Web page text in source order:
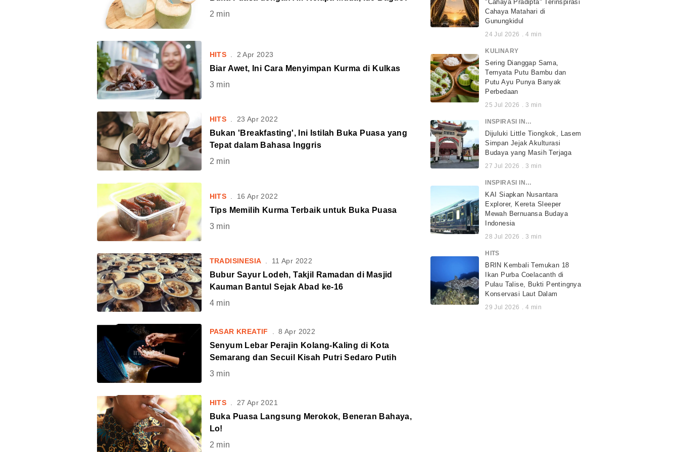
2 min
HITS 2 Apr 2023
Biar Awet, Ini Cara Menyimpan Kurma di Kulkas
3min
HITS . 23 Apr 2022
Bukan 'Breakfasting', Ini Istilah Buka Puasa yang
Tepat dalam Bahasa Inggris
2 min
HITS 16 Apr 2022
Tips Memilih Kurma Terbaik untuk Buka Puasa
3min
TRADISINESIA 11 Apr 2022
Bubur Sayur Lodeh, Takjil Ramadan di Masjid
Kauman Bantul Sejak Abad ke-16
4min
PASAR KREATIF . 8 Apr 2022
Senyum Lebar Perajin Kolang-Kaling di Kota
Semarang dan Secuil Kisah Putri Sedaro Putih
3min
HITS 27 Apr 2021
Buka Puasa Langsung Merokok, Beneran Bahaya,
Lo!
2 min
"Cahaya Pradipta" Terinspirasi
Cahaya Matahari di
Gunungkidul
24 Jul 2026 . 4 min
KULINARY
Sering Dianggap Sama,
Ternyata Putu Bambu dan
Putu Ayu Punya Banyak
Perbedaan
25 Jul 2026 . 3 min
INSPIRASI INDONESIA
Dijuluki Little Tiongkok, Lasem
Simpan Jejak Akulturasi
Budaya yang Masih Terjaga
27 Jul 2026 . 3 min
INSPIRASI INDONESIA
KAI Siapkan Nusantara
Explorer, Kereta Sleeper
Mewah Bernuansa Budaya
Indonesia
28 Jul 2026 . 3 min
HITS
BRIN Kembali Temukan 18
Ikan Purba Coelacanth di
Pulau Talise, Bukti Pentingnya
Konservasi Laut Dalam
29 Jul 2026 . 4 min